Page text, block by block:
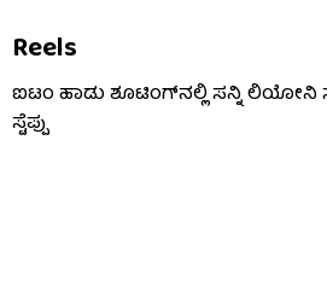
Reels
ಐಟಂ ಹಾಡು ಶೂಟಿಂಗ್​​ನಲ್ಲಿ ಸನ್ನಿ
ಸ್ಟೆಪ್ಪು